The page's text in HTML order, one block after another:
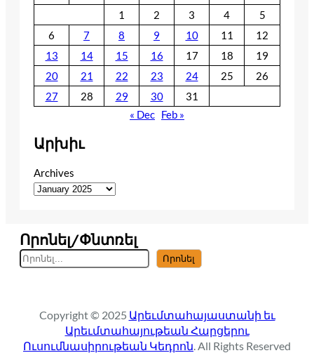
1
2 3 4
5
6
7 8 9 10 11
12
13
14 15 16 17 18
19
20
21 22 23 24 25
26
27
28 29 30
31
« Dec Feb »
Արխիւ
Archives
Որոնել/Փնտռել
S
e
c
h
Որոնել
Copyright © 2025 Արեւմտահայաստանի եւ
Արեւմտահայութեան Հարցերու
Ուսումնասիրութեան Կեդրոն . All Rights Reserved